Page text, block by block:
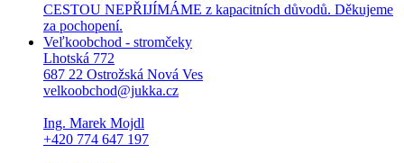
CESTOU NEPŘIJÍMÁME z kapacitních důvodů. Děkujeme
za pochopení.
Veľkoobchod - stromčeky
Lhotská 772
687 22 Ostrožská Nová Ves
velkoobchod@jukka.cz
Ing. Marek Mojdl
+420 774 647 197